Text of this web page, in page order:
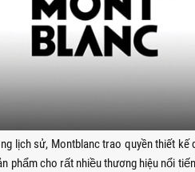
lịch sử, Montblanc trao quyền thiết
phẩm cho rất nhiều thương hiệu nổi